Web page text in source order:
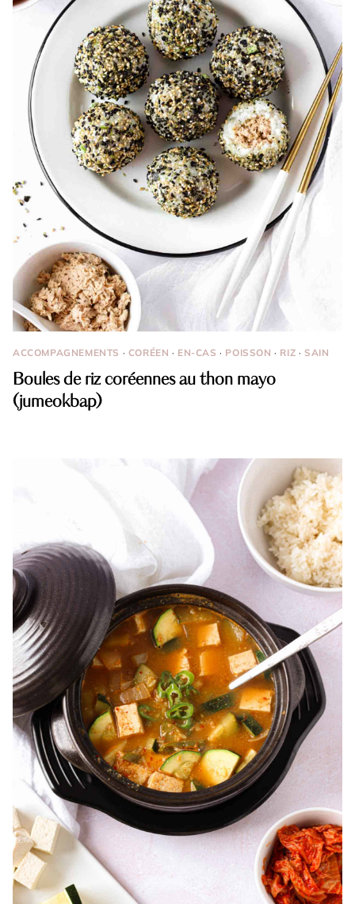
ACCOMPAGNEMENTS · CORÉEN · EN-CAS · POISSON · RIZ · SAIN
Boules de riz coréennes au thon mayo
(jumeokbap)